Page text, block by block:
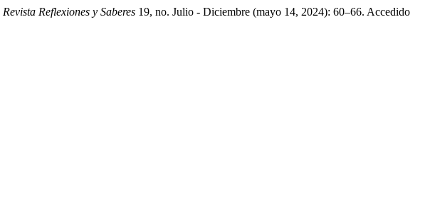
Revista Reflexiones y Saberes 19, no. Julio - Diciembre (mayo 14, 2024): 60–66. Accedido